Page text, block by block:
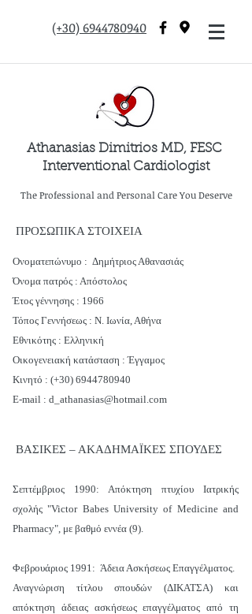
(+30) 6944780940
Athanasias Dimitrios MD, FESC
Interventional Cardiologist
The Professional and Personal Care You Deserve
ΠΡΟΣΩΠΙΚΑ ΣΤΟΙΧΕΙΑ
Ονοματεπώνυμο : Δημήτριος Αθανασιάς
Όνομα πατρός : Απόστολος
Έτος γέννησης : 1966
Τόπος Γεννήσεως : Ν. Ιωνία, Αθήνα
Εθνικότης : Ελληνική
Οικογενειακή κατάσταση : Έγγαμος
Κινητό : (+30) 6944780940
E-mail : d_athanasias@hotmail.com
ΒΑΣΙΚΕΣ – ΑΚΑΔΗΜΑΪΚΕΣ ΣΠΟΥΔΕΣ
Σεπτέμβριος 1990: Απόκτηση πτυχίου Ιατρικής
σχολής "Victor Babes University of Medicine and
Pharmacy", με βαθμό εννέα (9).
Φεβρουάριος 1991: Άδεια Ασκήσεως Επαγγέλματος.
Αναγνώριση τίτλου σπουδών (ΔΙΚΑΤΣΑ) και
απόκτηση άδειας ασκήσεως επαγγέλματος από τη